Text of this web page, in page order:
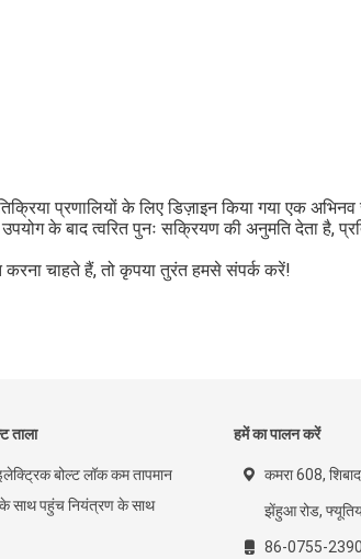
प्रणालियों के लिए डिज़ाइन किया गया एक अभिनव
के बाद त्वरित पुनः सक्रियण की अनुमति देता है,
चाहते हैं, तो कृपया तुरंत हमसे संपर्क करें!
ताला
बोल्ट लॉक कम तापमान
के साथ पहुंच नियंत्रण के साथ
हमें का पालन करें
कमरा 608,
झेंहुआ रोड,
86-0755-